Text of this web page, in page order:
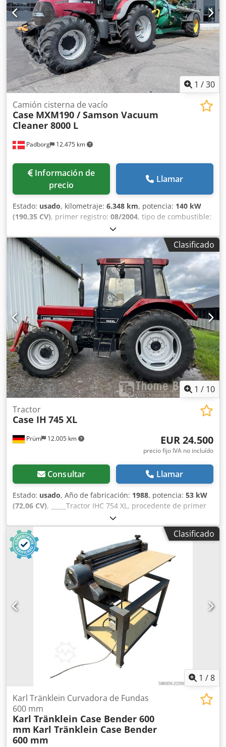
1 /30
Padborg 12.475 km
Camión cisterna de vacío
Case MXM190 / Samson Vacuum
Cleaner 8000 L
Información de
precio
Llamar
Estado: usado, kilometraje: 6.348 km, potencia: 140 kW
(190,35 CV), primer registro: 08/2004, tipo de combustible:
2004
MXM190 / Samson Cisterna de Vacío 8000 L Año: 2004
Condición: Buena Número de serie: ACM231045 Dcedpfx
Aasynq Dbehjk Ref. nº.: 8084 Fecha de matriculación: CV:
190 Horas: 6348 Caja de cambios: Powershift total 19+6
Depósito de gasoil: 1 Capacidad del depósito: 400 L Radio:
? Asiento neumático: ? Frenos: Frenos de disco en baño de
aceite Tamaño de neumáticos: 600/65R25 + 650/75R38 -
520/70R34 Porcentaje de banda de rodadura restante: 60%
90% - 40% Caja de herramientas: ? Sistema hidráulico: ?
Fabricante de cisterna: Samson Capacidad de la cisterna:
8000 L Bomba de alta presión: 2 x HPP Caudal de alta
presión: 122 l/min - 130 bar Bomba de vacío: Samson
Mando a distancia: ?
Clasificado
1 / 10
Prüm 12.005 km
Tractor
Case IH 745 XL
EUR 24.500
precio fijo IVA no incluído
Consultar Llamar
Estado: usado, Año de fabricación: 1988, potencia: 53 kW
(72,06 CV), _____Tractor IHC 754 XL, procedente de primer
propietario, en óptimas condiciones. Horas de
funcionamiento: aproximadamente 8600. Año de
fabricación: 1988. Elevador delantero. Toma de fuerza
delantera. Transmisión de 30 km/h. Precio: 24.500,00
euros, sin IVA. Ubicación: null. Dcedpfxszdmuto Aahok
Clasificado
1 /8
Karl Tränklein Curvadora de Fundas
600 mm
Karl Tränklein Case Bender 600
mm Karl Tränklein Case Bender
600 mm